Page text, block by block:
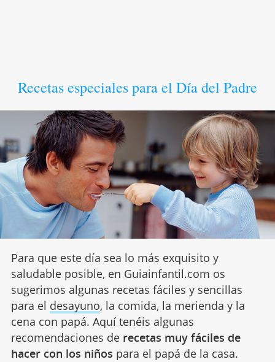
Recetas especiales para el Día del Padre
Para que este día sea lo más exquisito y
saludable posible, en Guiainfantil.com os
sugerimos algunas recetas fáciles y sencillas
para el desayuno, la comida, la merienda y la
cena con papá. Aquí tenéis algunas
recomendaciones de recetas muy fáciles de
hacer con los niños para el papá de la casa.